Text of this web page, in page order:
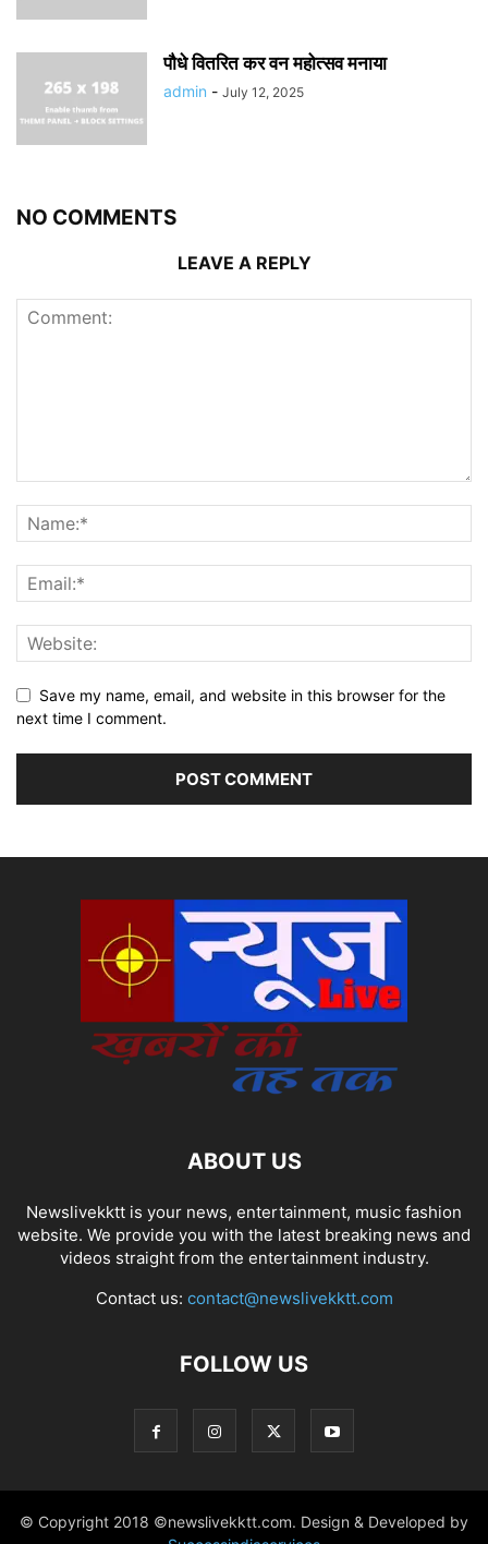
पौधे वितरित कर वन महोत्सव मनाया
admin - July 12, 2025
NO COMMENTS
LEAVE A REPLY
Save my name, email, and website in this browser for the
next time I comment.
ABOUT US
Newslivekktt is your news, entertainment, music fashion
website. We provide you with the latest breaking news and
videos straight from the entertainment industry.
Contact us: contact@newslivekktt.com
FOLLOW US
© Copyright 2018 ©newslivekktt.com. Design & Developed by